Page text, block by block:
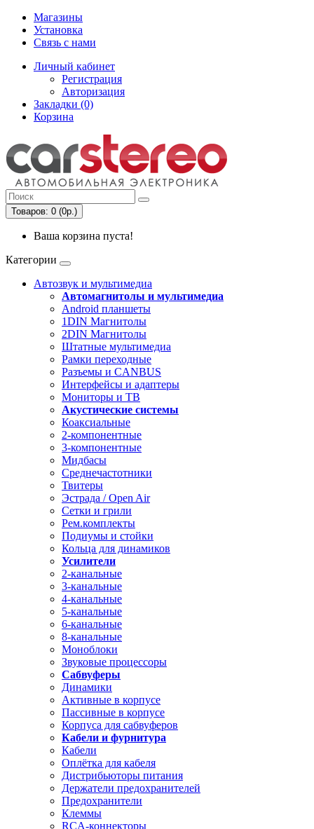
Магазины
Установка
Связь с нами
Личный кабинет
Регистрация
Авторизация
Закладки (0)
Корзина
Товаров: 0 (0р.)
Ваша корзина пуста!
Категории
Автозвук и мультимедиа
Автомагнитолы и мультимедиа
Android планшеты
1DIN Магнитолы
2DIN Магнитолы
Штатные мультимедиа
Рамки переходные
Разъемы и CANBUS
Интерфейсы и адаптеры
Мониторы и ТВ
Акустические системы
Коаксиальные
2-компонентные
3-компонентные
Мидбасы
Среднечастотники
Твитеры
Эстрада / Open Air
Сетки и грили
Рем.комплекты
Подиумы и стойки
Кольца для динамиков
Усилители
2-канальные
3-канальные
4-канальные
5-канальные
6-канальные
8-канальные
Моноблоки
Звуковые процессоры
Сабвуферы
Динамики
Активные в корпусе
Пассивные в корпусе
Корпуса для сабвуферов
Кабели и фурнитура
Кабели
Оплётка для кабеля
Дистрибьюторы питания
Держатели предохранителей
Предохранители
Клеммы
RCA-коннекторы